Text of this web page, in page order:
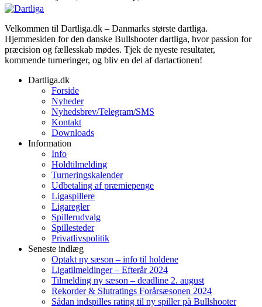
Velkommen til Dartliga.dk – Danmarks største dartliga.
Hjemmesiden for den danske Bullshooter dartliga, hvor passion for
præcision og fællesskab mødes. Tjek de nyeste resultater,
kommende turneringer, og bliv en del af dartactionen!
Dartliga.dk
Forside
Nyheder
Nyhedsbrev/Telegram/SMS
Kontakt
Downloads
Information
Info
Holdtilmelding
Turneringskalender
Udbetaling af præmiepenge
Ligaspillere
Ligaregler
Spillerudvalg
Spillesteder
Privatlivspolitik
Seneste indlæg
Optakt ny sæson – info til holdene
Ligatilmeldinger – Efterår 2024
Tilmelding ny sæson – deadline 2. august
Rekorder & Slutratings Forårsæsonen 2024
Sådan indspilles rating til ny spiller på Bullshooter